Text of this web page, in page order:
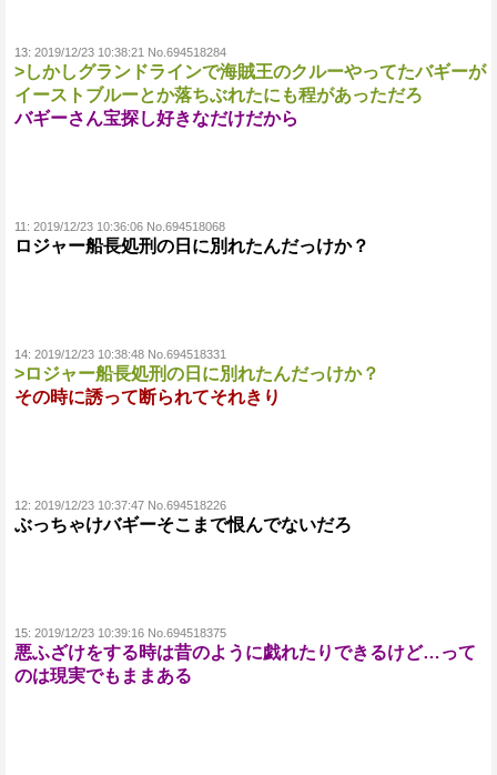
13: 2019/12/23 10:38:21 No.694518284
>しかしグランドラインで海賊王のクルーやってたバギーが
イーストブルーとか落ちぶれたにも程があっただろ
バギーさん宝探し好きなだけだから
11: 2019/12/23 10:36:06 No.694518068
ロジャー船長処刑の日に別れたんだっけか？
14: 2019/12/23 10:38:48 No.694518331
>ロジャー船長処刑の日に別れたんだっけか？
その時に誘って断られてそれきり
12: 2019/12/23 10:37:47 No.694518226
ぶっちゃけバギーそこまで恨んでないだろ
15: 2019/12/23 10:39:16 No.694518375
悪ふざけをする時は昔のように戯れたりできるけど…って
のは現実でもままある